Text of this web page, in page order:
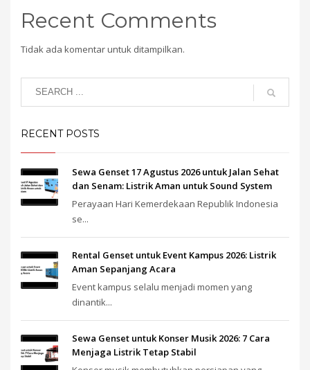
Recent Comments
Tidak ada komentar untuk ditampilkan.
RECENT POSTS
Sewa Genset 17 Agustus 2026 untuk Jalan Sehat
dan Senam: Listrik Aman untuk Sound System
Perayaan Hari Kemerdekaan Republik Indonesia
se...
Rental Genset untuk Event Kampus 2026: Listrik
Aman Sepanjang Acara
Event kampus selalu menjadi momen yang
dinantik...
Sewa Genset untuk Konser Musik 2026: 7 Cara
Menjaga Listrik Tetap Stabil